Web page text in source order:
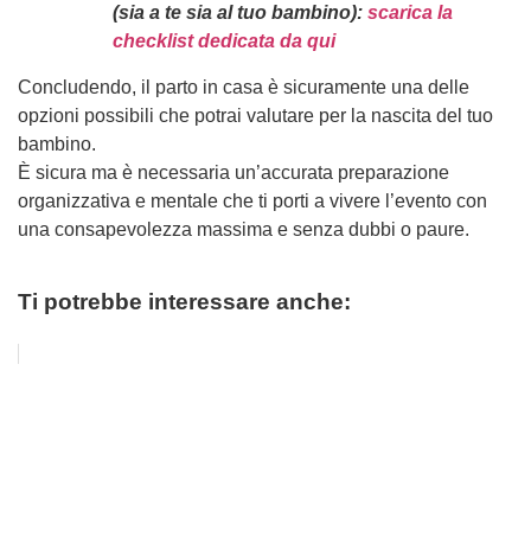
(sia a te sia al tuo bambino): scarica la
checklist dedicata da qui
Concludendo, il parto in casa è sicuramente una delle
opzioni possibili che potrai valutare per la nascita del tuo
bambino.
È sicura ma è necessaria un’accurata preparazione
organizzativa e mentale che ti porti a vivere l’evento con
una consapevolezza massima e senza dubbi o paure.
Ti potrebbe interessare anche: